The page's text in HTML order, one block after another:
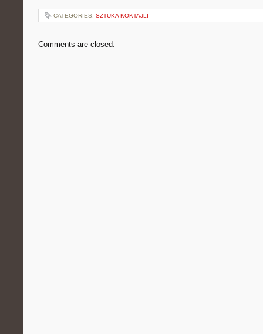
CATEGORIES: SZTUKA KOKTAJLI
Comments are closed.